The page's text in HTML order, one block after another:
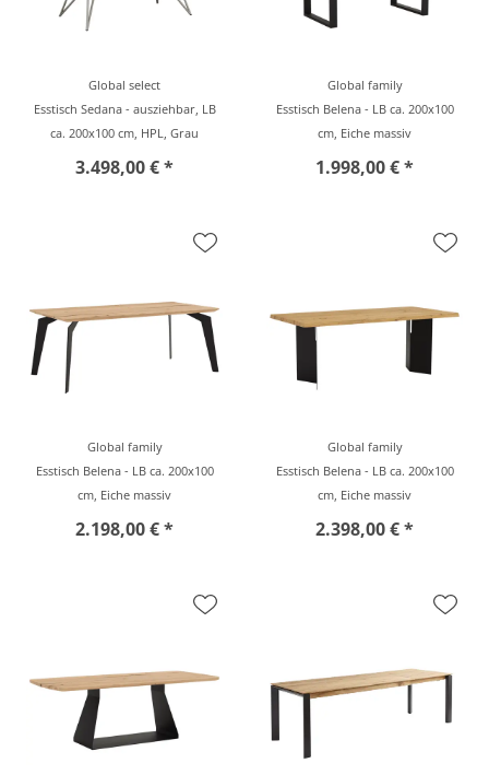
Global select
Esstisch Sedana - ausziehbar, LB
ca. 200x100 cm, HPL, Grau
3.498,00 € *
Global family
Esstisch Belena - LB ca. 200x100
cm, Eiche massiv
1.998,00 € *
Global family
Esstisch Belena - LB ca. 200x100
cm, Eiche massiv
2.198,00 € *
Global family
Esstisch Belena - LB ca. 200x100
cm, Eiche massiv
2.398,00 € *